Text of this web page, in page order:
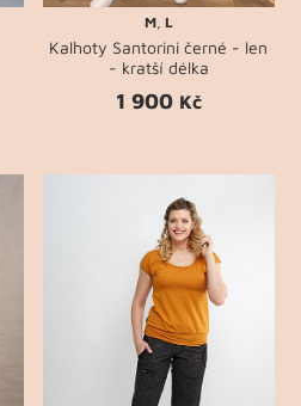
M, L
Kalhoty Santorini černé - len
- kratší délka
1 900 Kč